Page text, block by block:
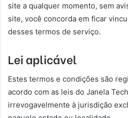
site a qualquer momento, sem
site, você concorda em ficar
desses termos de serviço.
Lei aplicável
Estes termos e condições são
acordo com as leis do Janela
irrevogavelmente à jurisdição